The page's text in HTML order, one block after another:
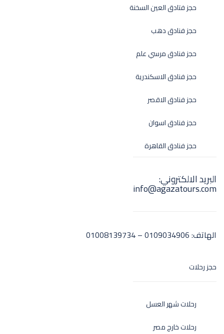
حجز فتادق العين السخنة
حجز فنادق دهب
حجز فنادق مرسي علم
حجز فنادق الاسكندرية
حجز فنادق الاقصر
حجز فنادق اسوان
حجز فنادق القاهرة
البريد الالكتروني:
info@agazatours.com
الهاتف:0109034906 – 01008139734
حجز رحلات
رحلات شهر العسل
رحلات خارج مصر